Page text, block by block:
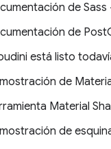
de
de
está listo
de
Material
de